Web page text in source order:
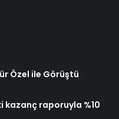
Özel ile Görüştü
kazanç raporuyla %10